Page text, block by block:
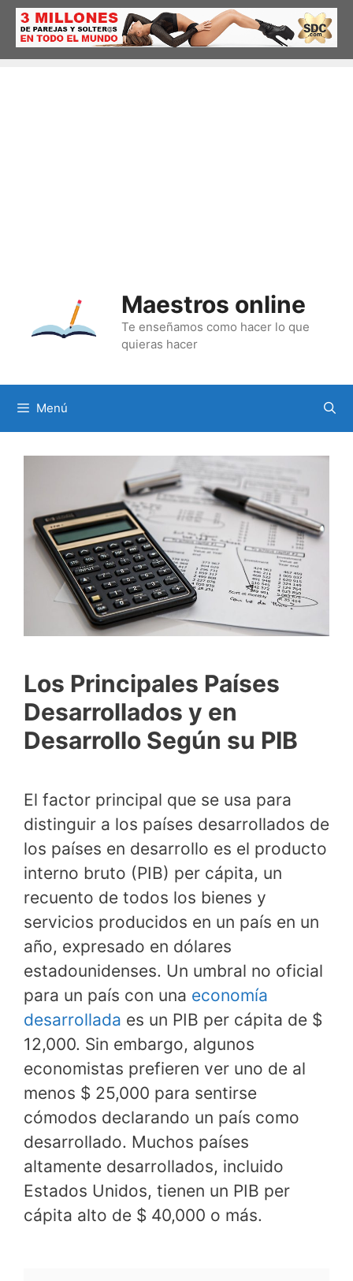
Saltar
contenido
Maestros online
Te enseñamos como hacer lo que
quieras hacer
Menú
Los Principales Países
Desarrollados y en
Desarrollo Según su PIB
El factor principal que se usa para
distinguir a los países desarrollados de
los países en desarrollo es el producto
interno bruto (PIB) per cápita, un
recuento de todos los bienes y
servicios producidos en un país en un
año, expresado en dólares
estadounidenses. Un umbral no oficial
para un país con una economía
desarrollada es un PIB per cápita de $
12,000. Sin embargo, algunos
economistas prefieren ver uno de al
menos $ 25,000 para sentirse
cómodos declarando un país como
desarrollado. Muchos países
altamente desarrollados, incluido
Estados Unidos, tienen un PIB per
cápita alto de $ 40,000 o más.